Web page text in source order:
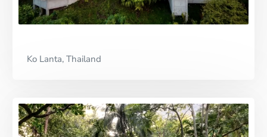
Ko Lanta, Thailand